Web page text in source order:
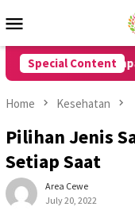
to
Menu
Special Content
HP Tanpa Tombol
Home Kesehatan
Pilihan Jenis
Setiap Saat
Area Cewe
July 20, 2022